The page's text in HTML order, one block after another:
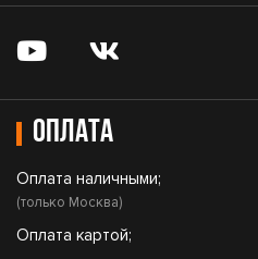
Оплата
Оплата наличными;
(только Москва)
Оплата картой;